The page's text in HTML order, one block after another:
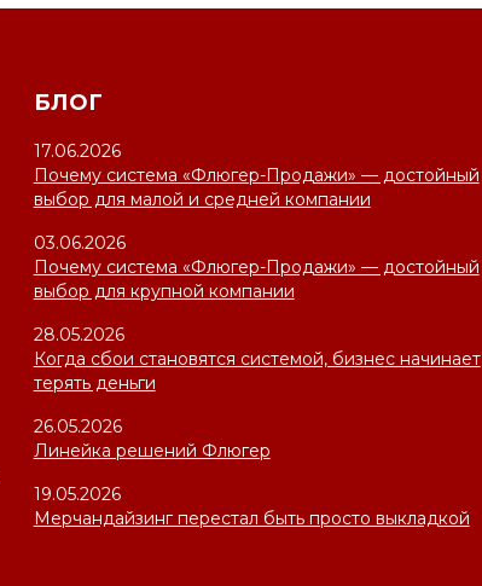
БЛОГ
17.06.2026
Почему система «Флюгер-Продажи» — достойный
выбор для малой и средней компании
03.06.2026
Почему система «Флюгер-Продажи» — достойный
выбор для крупной компании
28.05.2026
Когда сбои становятся системой, бизнес начинает
терять деньги
26.05.2026
Линейка решений Флюгер
19.05.2026
Мерчандайзинг перестал быть просто выкладкой